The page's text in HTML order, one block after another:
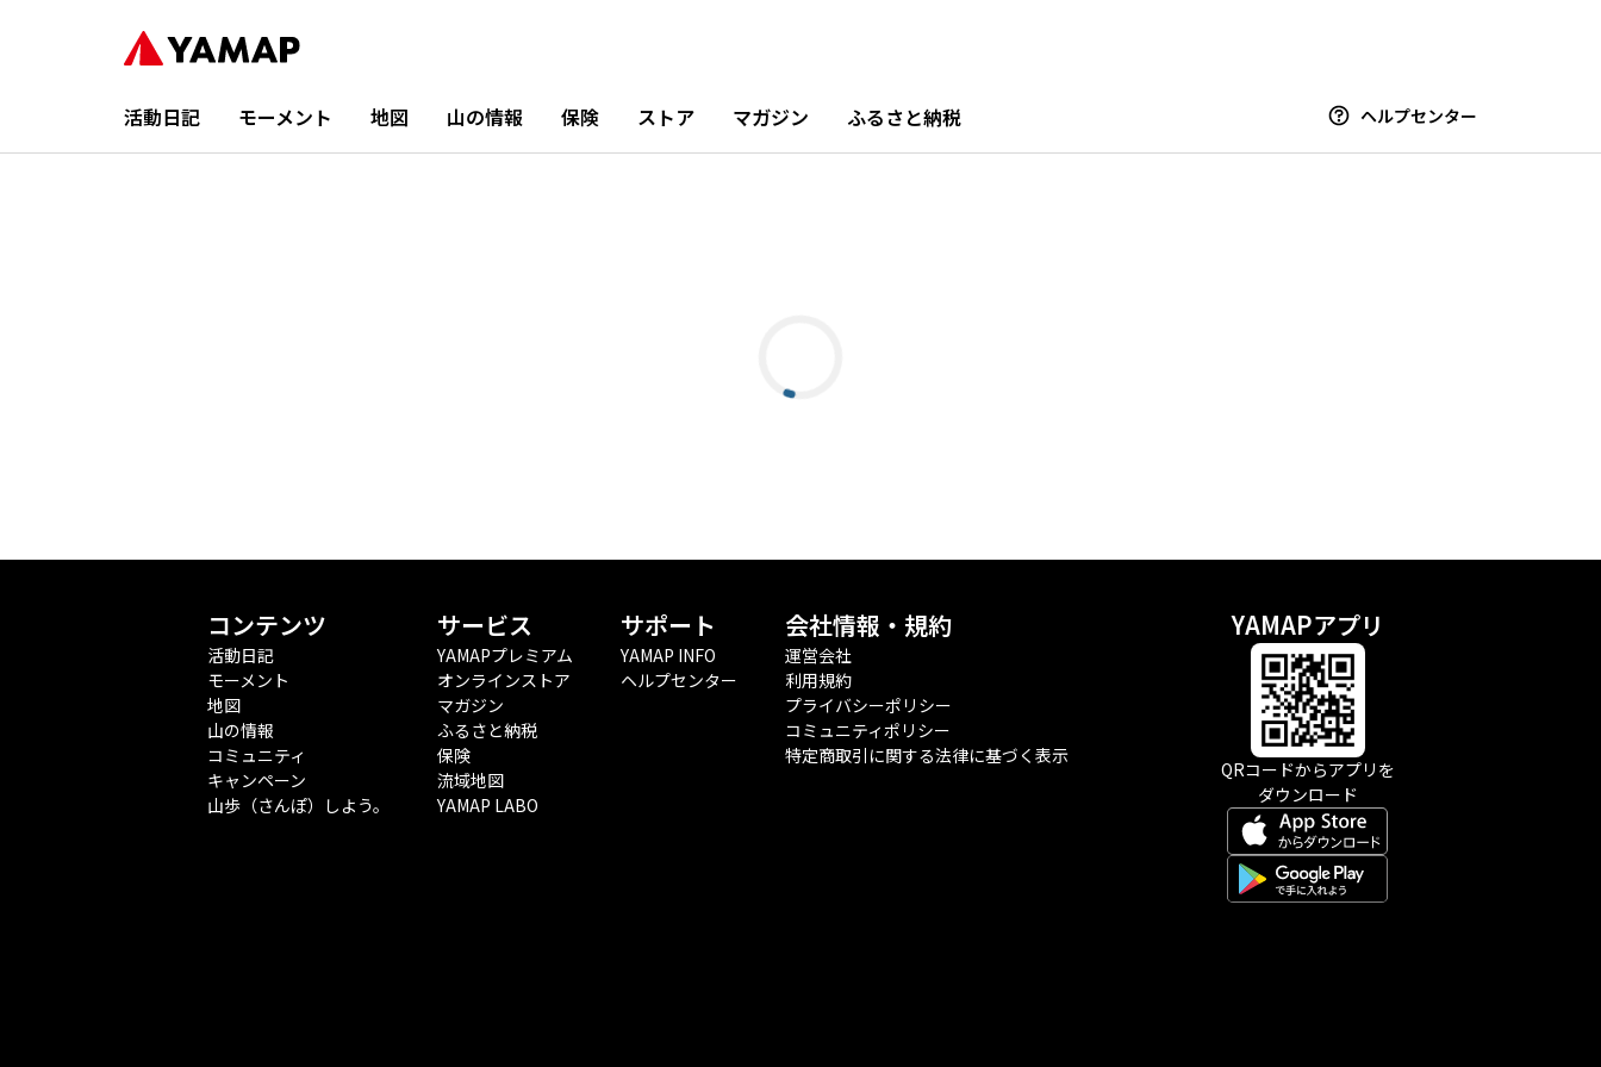
活動日記 モーメント 地図 山の情報 保険 ストア マガジン ふるさと納税 ヘルプセンター
コンテンツ
活動日記
モーメント
地図
山の情報
コミュニティ
キャンペーン
山歩（さんぽ）しよう。
サービス
YAMAPプレミアム
オンラインストア
マガジン
ふるさと納税
保険
流域地図
YAMAP LABO
サポート
YAMAP INFO
ヘルプセンター
会社情報・規約
運営会社
利用規約
プライバシーポリシー
コミュニティポリシー
特定商取引に関する法律に基づく表示
YAMAPアプリ
QRコードからアプリを
ダウンロード